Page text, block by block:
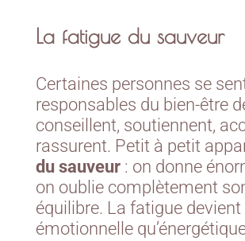
La fatigue du sauveur
Certaines personnes se
responsables du bien-être
conseillent, soutiennent,
rassurent. Petit à petit
du sauveur : on donne
on oublie complètement
équilibre. La fatigue
émotionnelle